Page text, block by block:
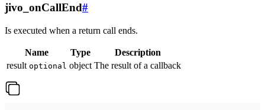
jivo_onCallEnd#
Is executed when a return call ends.
Name Type
Description
result optional object The result of a callback